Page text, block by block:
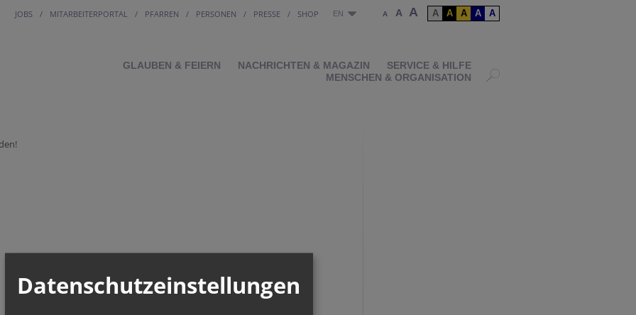
JOBS MITARBEITERPORTAL PFARREN PERSONEN PRESSE SHOP EN A A A A A A A A
GLAUBEN & FEIERN NACHRICHTEN & MAGAZIN
SERVICE & HILFE
MENSCHEN & ORGANISATION
Datenschutzeinstellungen